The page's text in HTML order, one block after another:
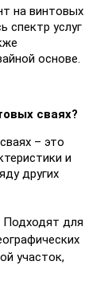
на винтовых
спектр услуг
основе.
сваях?
– это
и
других
Подходят для
участок,